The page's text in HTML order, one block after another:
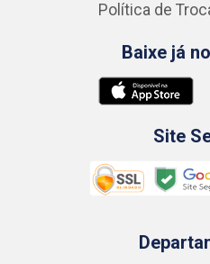
Política de
Baixe já
Site